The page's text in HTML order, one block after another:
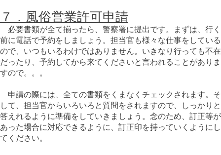
７．風俗営業許可申請
必要書類が全て揃ったら、警察署に提出です。まずは、行く
前に電話で予約をしましょう。担当官も様々な仕事をしている
ので、いつもいるわけではありません。いきなり行っても不在
だったり、予約してから来てくださいと言われることがありま
すので。。。
申請の際には、全ての書類をくまなくチェックされます。そ
して、担当官からいろいろと質問をされますので、しっかりと
答えれるように準備をしていきましょう。念のため、訂正等が
あった場合に対応できるように、訂正印を持っていくようにし
てください。